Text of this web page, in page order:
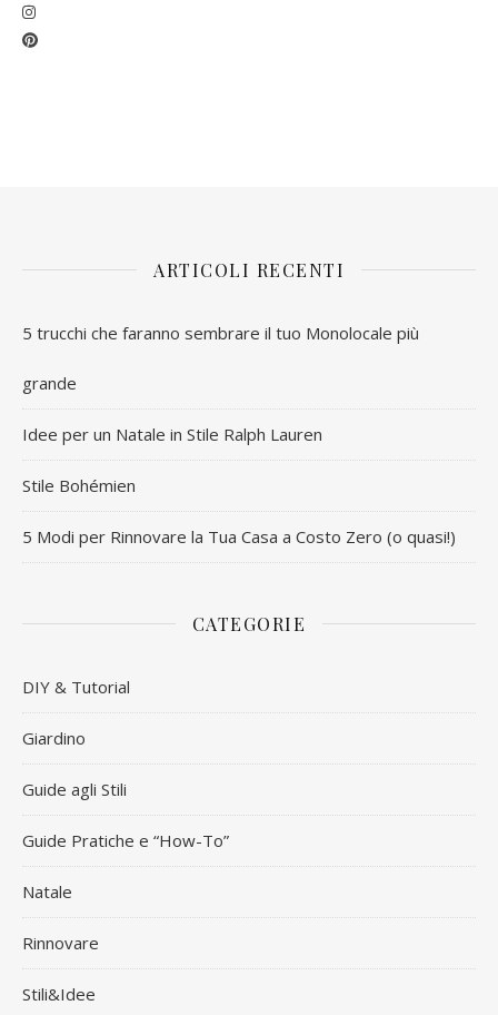
ARTICOLI RECENTI
5 trucchi che faranno sembrare il tuo Monolocale più
grande
Idee per un Natale in Stile Ralph Lauren
Stile Bohémien
5 Modi per Rinnovare la Tua Casa a Costo Zero (o quasi!)
CATEGORIE
DIY & Tutorial
Giardino
Guide agli Stili
Guide Pratiche e “How-To”
Natale
Rinnovare
Stili&Idee